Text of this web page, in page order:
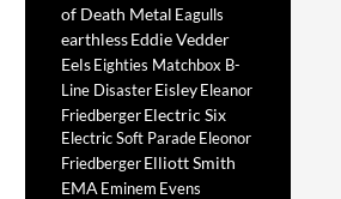
of Death Metal Eagulls
earthlessEddie Vedder
EelsEighties Matchbox B-
Line DisasterEisleyEleanor
FriedbergerElectric Six
Electric Soft ParadeEleonor
FriedbergerElliott Smith
EMA Eminem Evens